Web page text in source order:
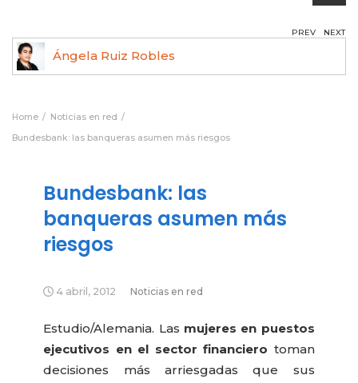
Ángela Ruiz Robles
PREV NEXT
Home
Noticias en red
Bundesbank: las banqueras asumen más riesgos
Bundesbank: las
banqueras asumen más
riesgos
4 abril, 2012 Noticias en red
Estudio/Alemania. Las mujeres en puestos
ejecutivos en el sector financiero toman
decisiones más arriesgadas que sus